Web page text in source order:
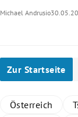
Michael Andrusio
Zur Startseite
Österreich